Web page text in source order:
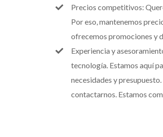
Precios competitivos:
Por eso, mantenemos
ofrecemos promociones y
Experiencia y
tecnología. Estamos aquí
necesidades y
contactarnos. Estamos